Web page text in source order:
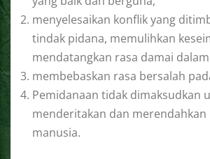
menyelesaikan konflik yang
tindak pidana, memulihkan
mendatangkan rasa damai
membebaskan rasa bersalah
Pemidanaan tidak dimaksudkan
menderitakan dan
manusia.